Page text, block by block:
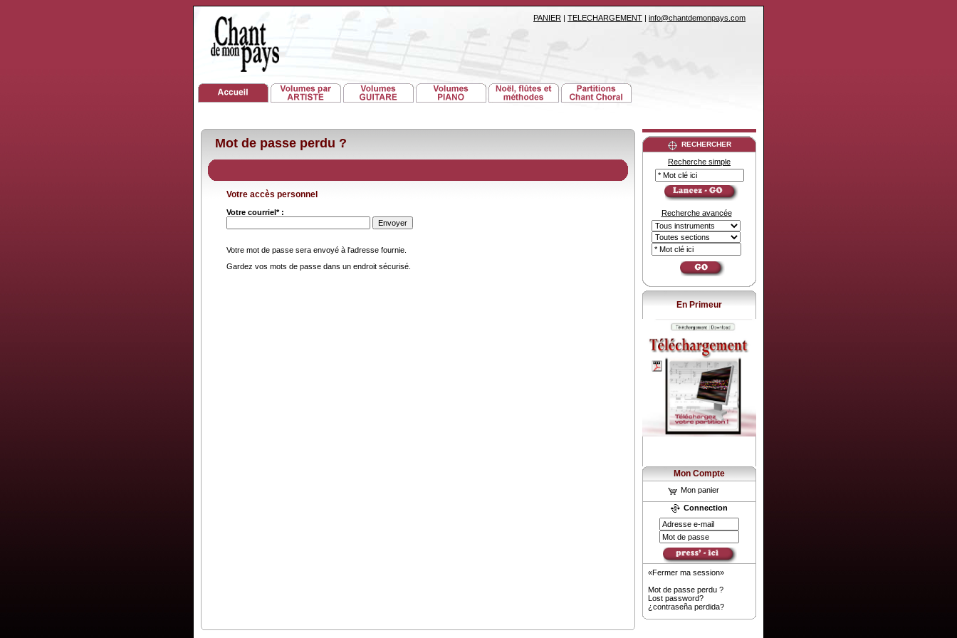
PANIER | TELECHARGEMENT | info@chantdemonpays.com
Mot de passe perdu ?
Votre accès personnel
Votre courriel* :
Votre mot de passe sera envoyé à l'adresse fournie.
Gardez vos mots de passe dans un endroit sécurisé.
RECHERCHER
Recherche simple
Recherche avancée
En Primeur
Mon Compte
Mon panier
Connection
«Fermer ma session»
Mot de passe perdu ?
Lost password?
¿contraseña perdida?